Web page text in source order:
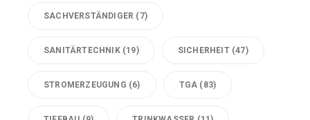
SACHVERSTÄNDIGER (7)
SANITÄRTECHNIK(19) SICHERHEIT(47)
STROMERZEUGUNG (6) TGA (83)